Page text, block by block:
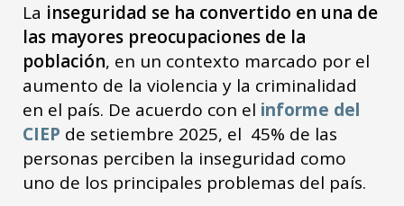
La inseguridad se ha convertido en una de
las mayores preocupaciones de la
población, en un contexto marcado por el
aumento de la violencia y la criminalidad
en el país. De acuerdo con el informe del
CIEP de setiembre 2025, el 45% de las
personas perciben la inseguridad como
uno de los principales problemas del país.